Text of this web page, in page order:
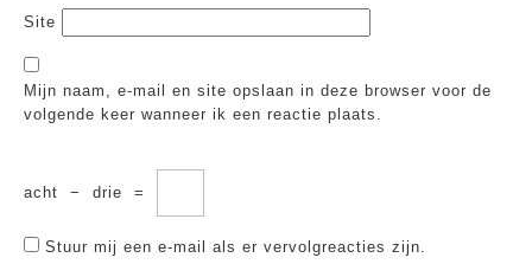
Site
Mijn naam, e-mail en site opslaan in deze browser voor de
volgende keer wanneer ik een reactie plaats.
acht − drie =
Stuur mij een e-mail als er vervolgreacties zijn.